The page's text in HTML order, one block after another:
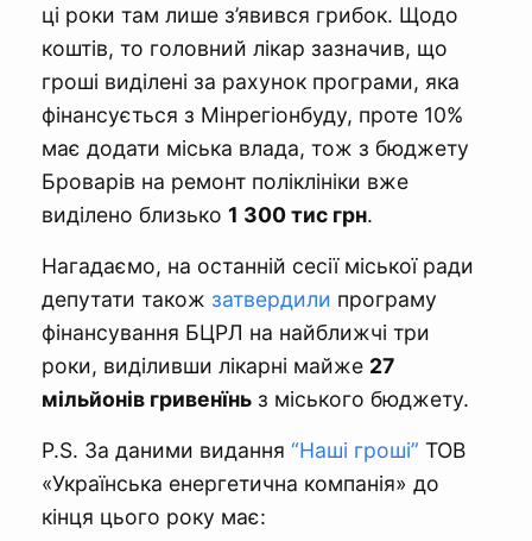
ці роки там лише з’явився грибок. Щодо
коштів, то головний лікар зазначив, що
гроші виділені за рахунок програми, яка
фінансується з Мінрегіонбуду, проте 10%
має додати міська влада, тож з бюджету
Броварів на ремонт поліклініки вже
виділено близько 1 300 тис грн.
Нагадаємо, на останній сесії міської ради
депутати також затвердили програму
фінансування БЦРЛ на найближчі три
роки, виділивши лікарні майже 27
мільйонів гривенїнь з міського бюджету.
P.S. За даними видання “Наші гроші” ТОВ
«Українська енергетична компанія» до
кінця цього року має: